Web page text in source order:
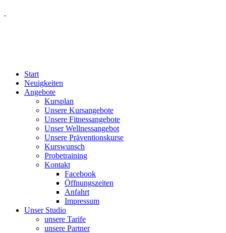
Start
Neuigkeiten
Angebote
Kursplan
Unsere Kursangebote
Unsere Fitnessangebote
Unser Wellnessangebot
Unsere Präventionskurse
Kurswunsch
Probetraining
Kontakt
Facebook
Öffnungszeiten
Anfahrt
Impressum
Unser Studio
unsere Tarife
unsere Partner